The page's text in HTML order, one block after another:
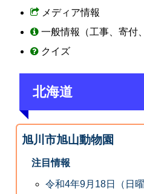
メディア情報
一般情報（工事、寄付
クイズ
北海道
旭川市旭山動物園
注目情報
令和4年9月18日（日